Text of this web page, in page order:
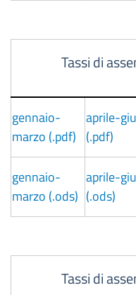
Tassi di
gennaio-
marzo (.pdf)
aprile-
(.pdf)
gennaio-
marzo (.ods)
aprile-
(.ods)
Tassi di